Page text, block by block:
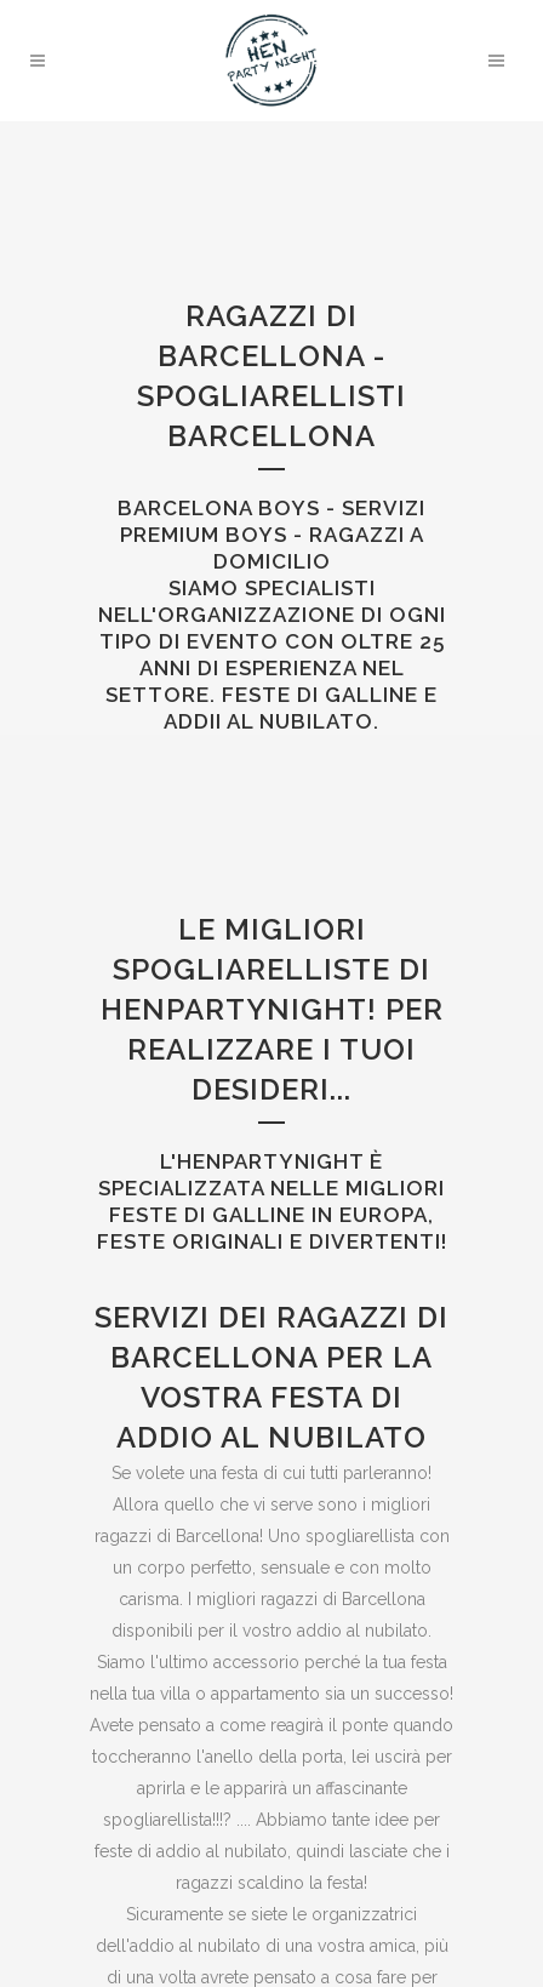
RAGAZZI DI
BARCELLONA -
SPOGLIARELLISTI
BARCELLONA
BARCELONA BOYS - SERVIZI
PREMIUM BOYS - RAGAZZI A
DOMICILIO
SIAMO SPECIALISTI
NELL'ORGANIZZAZIONE DI OGNI
TIPO DI EVENTO CON OLTRE 25
ANNI DI ESPERIENZA NEL
SETTORE. FESTE DI GALLINE E
ADDII AL NUBILATO.
LE MIGLIORI
SPOGLIARELLISTE DI
HENPARTYNIGHT! PER
REALIZZARE I TUOI
DESIDERI...
L'HENPARTYNIGHT È
SPECIALIZZATA NELLE MIGLIORI
FESTE DI GALLINE IN EUROPA,
FESTE ORIGINALI E DIVERTENTI!
SERVIZI DEI RAGAZZI DI
BARCELLONA PER LA
VOSTRA FESTA DI
ADDIO AL NUBILATO
Se volete una festa di cui tutti parleranno!
Allora quello che vi serve sono i migliori
ragazzi di Barcellona! Uno spogliarellista con
un corpo perfetto, sensuale e con molto
carisma. I migliori ragazzi di Barcellona
disponibili per il vostro addio al nubilato.
Siamo l'ultimo accessorio perché la tua festa
nella tua villa o appartamento sia un successo!
Avete pensato a come reagirà il ponte quando
toccheranno l'anello della porta, lei uscirà per
aprirla e le apparirà un affascinante
spogliarellista!!!? .... Abbiamo tante idee per
feste di addio al nubilato, quindi lasciate che i
ragazzi scaldino la festa!
Sicuramente se siete le organizzatrici
dell'addio al nubilato di una vostra amica, più
di una volta avrete pensato a cosa fare per